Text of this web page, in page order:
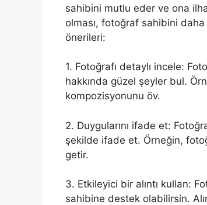
sahibini mutlu eder ve ona
olması, fotoğraf sahibini
önerileri:
1. Fotoğrafı detaylı incele:
hakkında güzel şeyler bul.
kompozisyonunu öv.
2. Duygularını ifade et:
şekilde ifade et. Örneğin,
getir.
3. Etkileyici bir alıntı kullan:
sahibine destek olabilirsin.